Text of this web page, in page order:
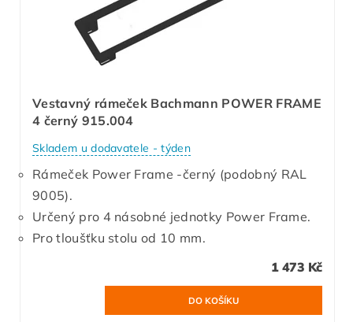
Vestavný rámeček Bachmann POWER FRAME
4 černý 915.004
Skladem u dodavatele - týden
Rámeček Power Frame -černý (podobný RAL
9005).
Určený pro 4 násobné jednotky Power Frame.
Pro tloušťku stolu od 10 mm.
1 473 Kč